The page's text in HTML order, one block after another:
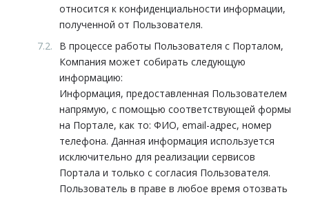
относится к конфиденциальности информации,
полученной от Пользователя.
В процессе работы Пользователя с Порталом,
Компания может собирать следующую
информацию:
Информация, предоставленная Пользователем
напрямую, с помощью соответствующей формы
на Портале, как то: ФИО, email-адрес, номер
телефона. Данная информация используется
исключительно для реализации сервисов
Портала и только с согласия Пользователя.
Пользователь в праве в любое время отозвать